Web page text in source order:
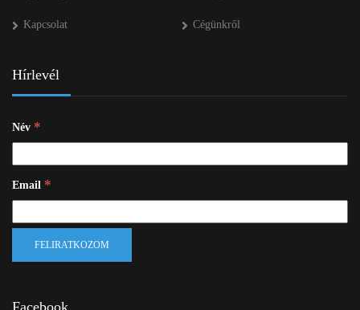
Kapcsolat Cégünkről
Hírlevél
Név *
Email *
Facebook